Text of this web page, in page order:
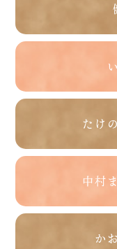
たけ
中村
か